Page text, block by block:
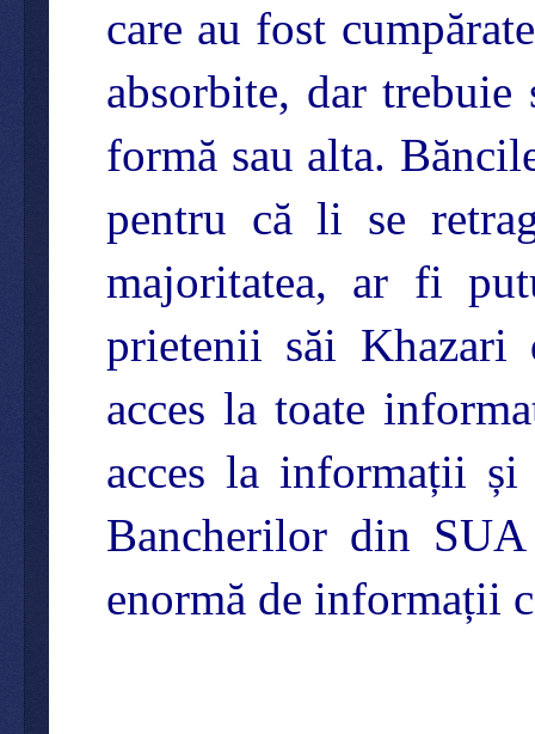
care au fost
absorbite, dar
formă sau alta.
pentru că li se
majoritatea, ar fi
prietenii săi
acces la toate
acces la informații
Bancherilor din
enormă de informații